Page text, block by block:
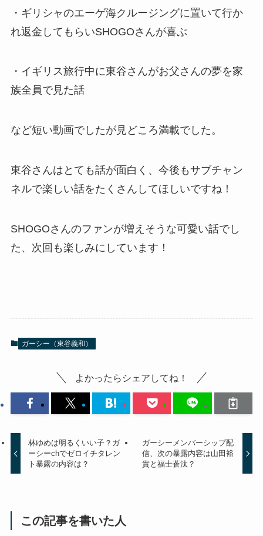
・ギリシャのエーゲ海クルージングに置いて行か
れ返金してもらいSHOGOさんが喜ぶ
・イギリス旅行中に東谷さんがお父さんの夢を家
族全員で見た話
など短い動画でしたが見どころ満載でした。
東谷さんはとても話が面白く、今後もサブチャン
ネルで楽しい話をたくさんしてほしいですね！
SHOGOさんのファンが増えそうな可愛い話でし
た、次回も楽しみにしています！
ガーシー（東谷義和）
よかったらシェアしてね！
林ゆめは明るくいい子？ガ
ーシーchでゼロイチタレン
ト暴露の内容は？
ガーシーメンバーシップ配
信、次の暴露内容は山田裕
貴と福士蒼汰？
この記事を書いた人